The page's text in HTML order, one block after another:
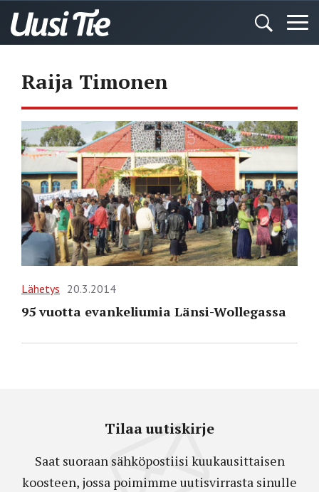
Raija Timonen
Lähetys 20.3.2014
95 vuotta evankeliumia Länsi-Wollegassa
Tilaa uutiskirje
Saat suoraan sähköpostiisi kuukausittaisen
koosteen, jossa poimimme uutisvirrasta sinulle